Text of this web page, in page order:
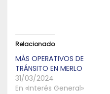
Relacionado
MÁS OPERATIVOS DE
TRÁNSITO EN MERLO
31/03/2024
En «Interés General»